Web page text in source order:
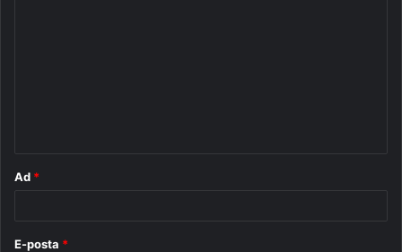
Ad *
E-posta *